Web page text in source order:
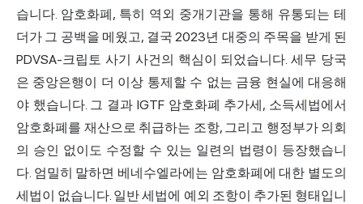
습니다. 암호화폐, 특히 역외 중개기관을 통해 유통되는 테
더가 그 공백을 메웠고, 결국 2023년 대중의 주목을 받게 된
PDVSA-크립토 사기 사건의 핵심이 되었습니다. 세무 당국
은 중앙은행이 더 이상 통제할 수 없는 금융 현실에 대응해
야 했습니다. 그 결과 IGTF 암호화폐 추가세, 소득세법에서
암호화폐를 재산으로 취급하는 조항, 그리고 행정부가 의회
의 승인 없이도 수정할 수 있는 일련의 법령이 등장했습니
다. 엄밀히 말하면 베네수엘라에는 암호화폐에 대한 별도의
세법이 없습니다. 일반 세법에 예외 조항이 추가된 형태입니